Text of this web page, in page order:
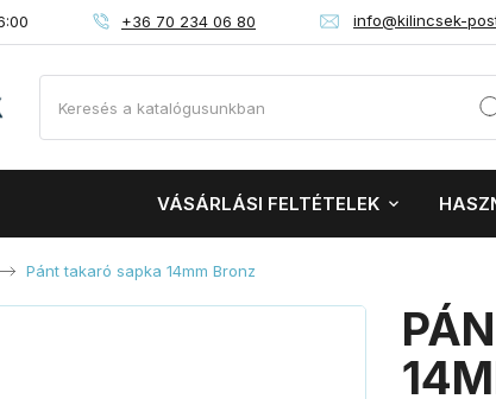
+36 70 234 06 80 info@kilincsek-
VÁSÁRLÁSI FELTÉTELEK
Pánt takaró sapka 14mm Bronz